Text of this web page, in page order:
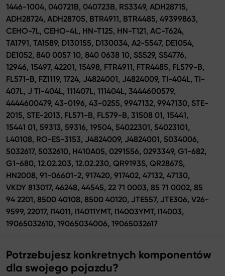
1446-1004, 040721B, 040723B, RS3349, ADH28715,
ADH28724, ADH28705, BTR4911, BTR4485, 49399863,
CEHO-7L, CEHO-4L, HN-T125, HN-T121, AC-T624,
TA1791, TA1589, D130155, D130034, A2-5547, DE1054,
DE1052, 840 0057 10, 840 0638 10, SS529, SS4776,
12946, 15497, 42201, 15498, FTR4911, FTR4485, FL579-B,
FL571-B, FZ1119, 1724, J4824001, J4824009, TI-404L, TI-
407L, J TI-404L, 111407L, 111404L, 3444600579,
4444600479, 43-0196, 43-0255, 9947132, 9947130, STE-
2015, STE-2013, FL571-B, FL579-B, 31508 01, 15441,
15441 01, 59313, 59316, 19504, 54022301, 54023101,
L40108, RO-ES-3153, J4824009, J4824001, 5034006,
5032617, 5032610, H410A05, 0291556, 0293349, G1-682,
G1-680, 12.02.203, 12.02.230, QR9193S, QR2867S,
HN2008, 91-06601-2, 917420, 917402, 47132, 47130,
VKDY 813017, 46248, 44545, 22 71 0003, 85 71 0002, 85
94 2201, 8500 40108, 8500 40120, JTE557, JTE306, V26-
9599, 22017, I14011, I14011YMT, I14003YMT, I14003,
19065032610, 19065034006, 19065032617
Potrzebujesz konkretnych komponentów
dla swojego pojazdu?